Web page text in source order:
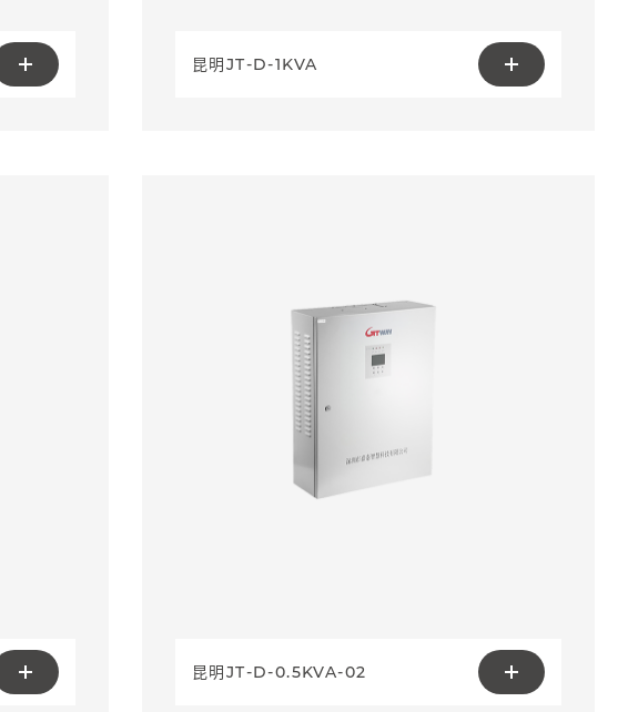
昆明JT-D-1KVA
昆明JT-D-0.5KVA-02